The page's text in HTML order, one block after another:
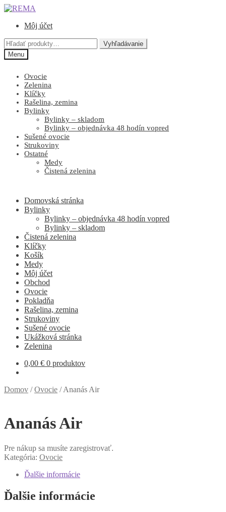
Preskočiť
navigáciu
Preskočiť
obsah
Môj účet
Hľadať:
Vyhľadávanie
Menu
Ovocie
Zelenina
Klíčky
Rašelina, zemina
Bylinky
Bylinky – skladom
Bylinky – objednávka 48 hodín vopred
Sušené ovocie
Strukoviny
Ostatné
Medy
Čistená zelenina
Domovská stránka
Bylinky
Bylinky – objednávka 48 hodín vopred
Bylinky – skladom
Čistená zelenina
Klíčky
Košík
Medy
Môj účet
Obchod
Ovocie
Pokladňa
Rašelina, zemina
Strukoviny
Sušené ovocie
Ukážková stránka
Zelenina
0,00 € 0 produktov
Domov /Ovocie /Ananás Air
Ananás Air
Pre nákup sa musíte zaregistrovať.
Kategória: Ovocie
Ďalšie informácie
Ďalšie informácie